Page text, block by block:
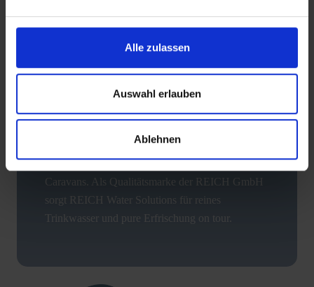
Alle zulassen
Auswahl erlauben
Ablehnen
und europaweit führender Hersteller im Bereich
der Wasserversorgung für Reisemobile und
Caravans. Als Qualitätsmarke der REICH GmbH
sorgt REICH Water Solutions für reines
Trinkwasser und pure Erfrischung on tour.